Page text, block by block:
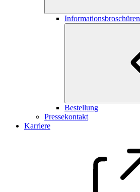
Informationsbroschüren
Bestellung
Pressekontakt
Karriere